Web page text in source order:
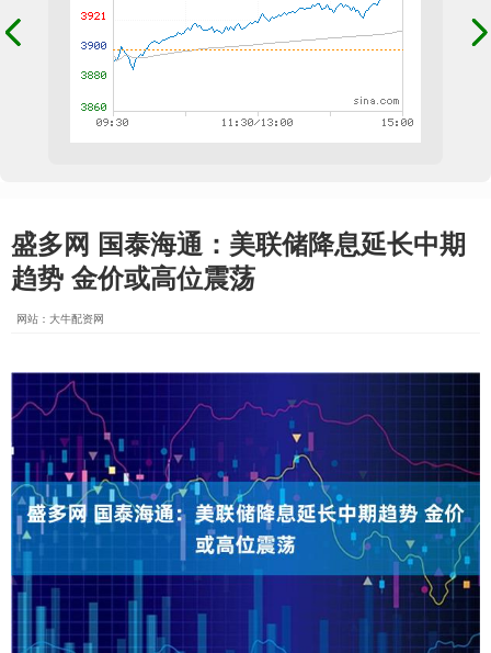
盛多网 国泰海通：美联储降息延长中期
趋势 金价或高位震荡
网站：大牛配资网